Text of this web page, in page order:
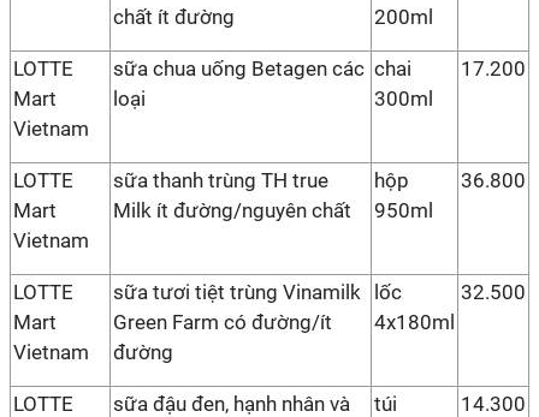
chất ít đường
200ml
LOTTE
Mart
Vietnam
sữa chua uống Betagen các
loại
chai
300ml
17.200
LOTTE
Mart
Vietnam
sữa thanh trùng TH true
Milk ít đường/nguyên chất
hộp
950ml
36.800
LOTTE
Mart
Vietnam
sữa tươi tiệt trùng Vinamilk
Green Farm có đường/ít
đường
lốc
4x180ml
32.500
LOTTE
sữa đậu đen, hạnh nhân và
túi
14.300